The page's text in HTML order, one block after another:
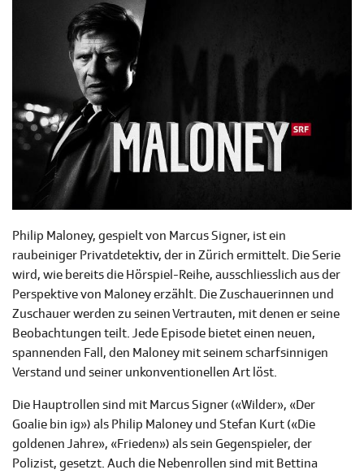
Philip Maloney, gespielt von Marcus Signer, ist ein
raubeiniger Privatdetektiv, der in Zürich ermittelt. Die Serie
wird, wie bereits die Hörspiel-Reihe, ausschliesslich aus der
Perspektive von Maloney erzählt. Die Zuschauerinnen und
Zuschauer werden zu seinen Vertrauten, mit denen er seine
Beobachtungen teilt. Jede Episode bietet einen neuen,
spannenden Fall, den Maloney mit seinem scharfsinnigen
Verstand und seiner unkonventionellen Art löst.
Die Hauptrollen sind mit Marcus Signer («Wilder», «Der
Goalie bin ig») als Philip Maloney und Stefan Kurt («Die
goldenen Jahre», «Frieden») als sein Gegenspieler, der
Polizist, gesetzt. Auch die Nebenrollen sind mit Bettina